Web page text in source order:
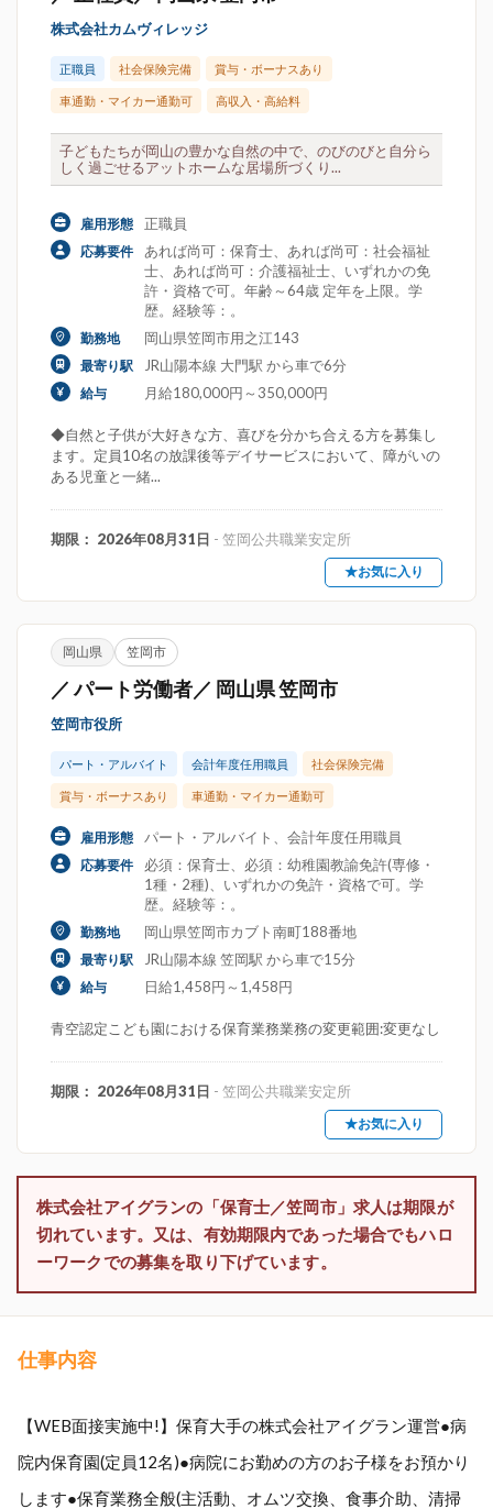
株式会社カムヴィレッジ
正職員 社会保険完備 賞与・ボーナスあり
車通勤・マイカー通勤可 高収入・高給料
子どもたちが岡山の豊かな自然の中で、のびのびと自分ら
しく過ごせるアットホームな居場所づくり...
雇用形態 正職員
応募要件
あれば尚可：保育士、あれば尚可：社会福祉
士、あれば尚可：介護福祉士、いずれかの免
許・資格で可。年齢～64歳 定年を上限。学
歴。経験等：。
勤務地 岡山県笠岡市用之江143
最寄り駅 JR山陽本線 大門駅 から車で6分
給与 月給180,000円～350,000円
◆自然と子供が大好きな方、喜びを分かち合える方を募集し
ます。定員10名の放課後等デイサービスにおいて、障がいの
ある児童と一緒...
期限： 2026年08月31日 - 笠岡公共職業安定所
★お気に入り
岡山県 笠岡市
／ パート労働者／ 岡山県 笠岡市
笠岡市役所
パート・アルバイト 会計年度任用職員 社会保険完備
賞与・ボーナスあり 車通勤・マイカー通勤可
雇用形態 パート・アルバイト、会計年度任用職員
応募要件
必須：保育士、必須：幼稚園教諭免許(専修・
1種・2種)、いずれかの免許・資格で可。学
歴。経験等：。
勤務地 岡山県笠岡市カブト南町188番地
最寄り駅 JR山陽本線 笠岡駅 から車で15分
給与 日給1,458円～1,458円
青空認定こども園における保育業務業務の変更範囲:変更なし
期限： 2026年08月31日 - 笠岡公共職業安定所
★お気に入り
株式会社アイグランの「保育士／笠岡市」求人は期限が
切れています。又は、有効期限内であった場合でもハロ
ーワークでの募集を取り下げています。
仕事内容
【WEB面接実施中!】保育大手の株式会社アイグラン運営●病
院内保育園(定員12名)●病院にお勤めの方のお子様をお預かり
します●保育業務全般(主活動、オムツ交換、食事介助、清掃